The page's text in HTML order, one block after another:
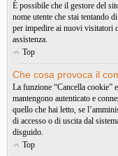
È possibile che il gestore del
nome utente che stai tentando
per impedire ai nuovi visitatori
assistenza.
Top
Che cosa provoca il
La funzione “Cancella cookie”
mantengono autenticato e
quello che hai letto, se
di accesso o di uscita dal
disguido.
Top